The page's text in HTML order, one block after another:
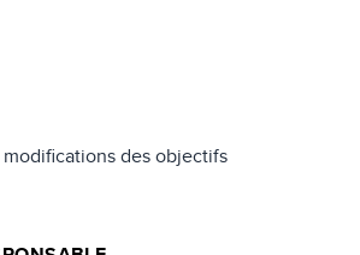
des objectifs